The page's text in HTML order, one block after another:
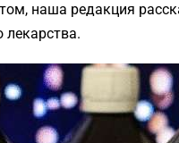
наша редакция
лекарства.